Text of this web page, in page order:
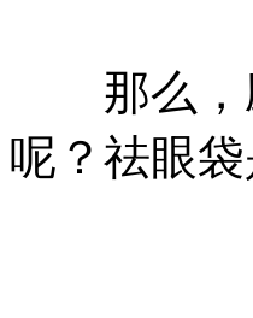
那么，应
呢？祛眼